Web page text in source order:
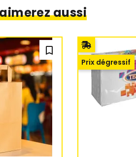
aussi
bookmark_outline
Prix dégressif